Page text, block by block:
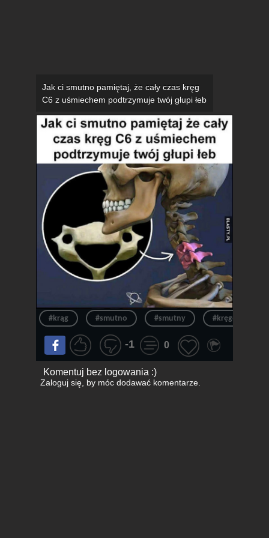
Jak ci smutno pamiętaj, że cały czas kręg
C6 z uśmiechem podtrzymuje twój głupi łeb
#krąg #smutno #smutny #kręgosłup
-1 0
Komentuj bez logowania :)
Zaloguj się, by móc dodawać komentarze.